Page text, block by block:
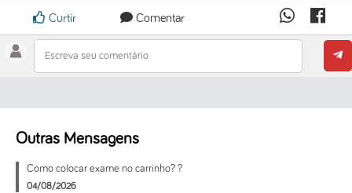
Curtir Comentar
Escreva seu comentário
Outras Mensagens
Como colocar exame no carrinho? ?
04/08/2026